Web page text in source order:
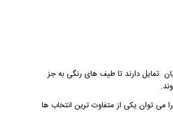
تمایل دارند تا طیف های رنگی به جز
می توان یکی از متفاوت ترین انتخاب ها